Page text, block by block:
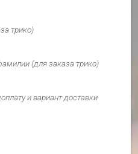
трико)
(для заказа трико)
и вариант доставки